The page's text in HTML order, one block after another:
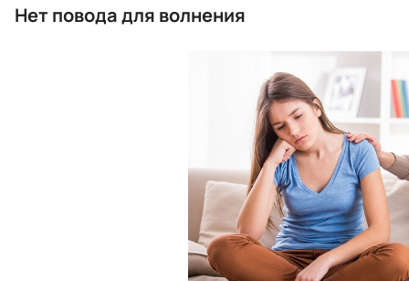
Нет повода для волнения